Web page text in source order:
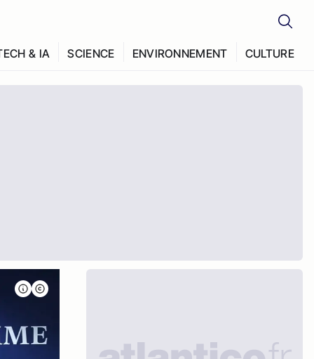
& IA SCIENCE ENVIRONNEMENT CULTURE